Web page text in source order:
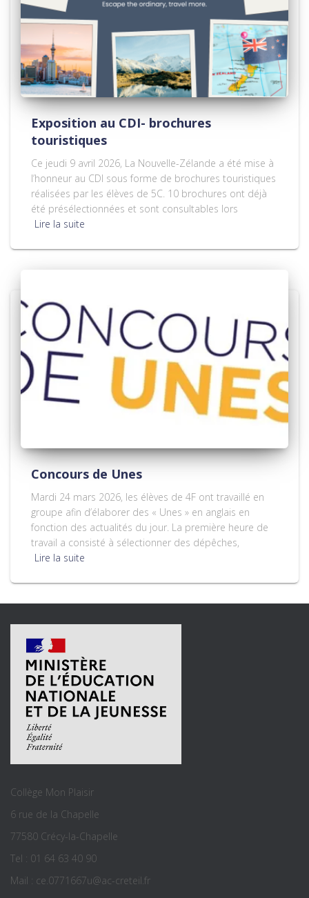
Exposition au CDI- brochures
touristiques
Ce jeudi 9 avril 2026, La Nouvelle-Zélande a été mise à
l’honneur au CDI sous forme de brochures touristiques
réalisées par les élèves de 5C. 10 brochures ont déjà
été présélectionnées et sont consultables lors
Lire la suite
Concours de Unes
Mardi 24 mars 2026, les élèves de 4F ont travaillé en
groupe afin d’élaborer des « Unes » en anglais en
fonction des actualités du jour. La première heure de
travail a consisté à sélectionner des dépêches,
Lire la suite
Collège Mon Plaisir
6 rue de la Chapelle
77580 Crécy-la-Chapelle
Tel : 01 64 63 40 90
Mail : ce.0771667u@ac-creteil.fr